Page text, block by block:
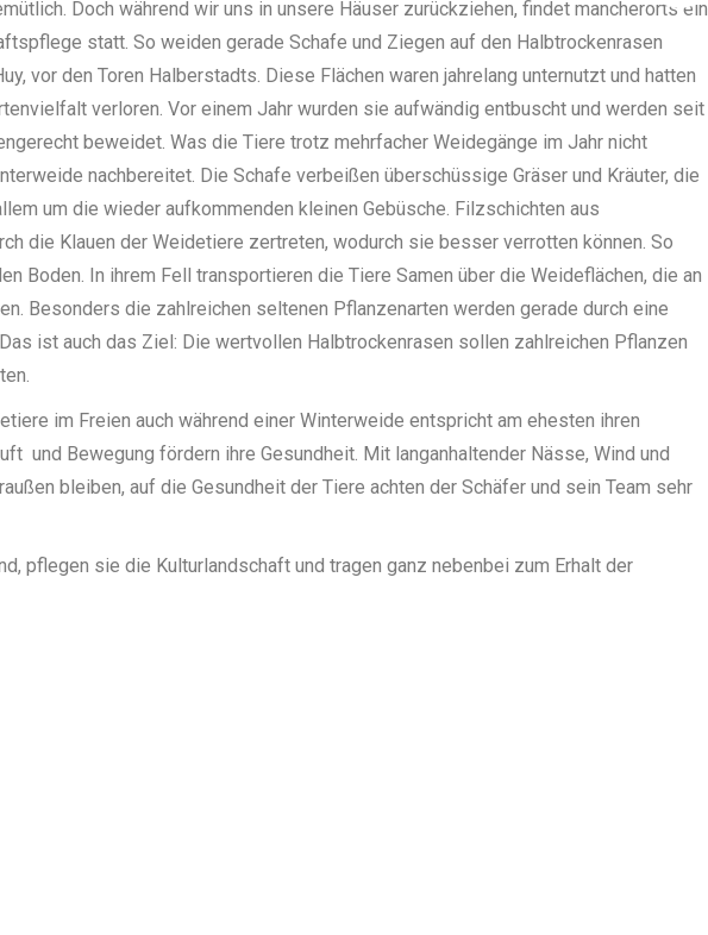
Doch während wir uns in unsere Häuser zurückziehen, findet mancherorts ein
statt. So weiden gerade Schafe und Ziegen auf den Halbtrockenrasen
vor den Toren Halberstadts. Diese Flächen waren jahrelang unternutzt und hatten
verloren. Vor einem Jahr wurden sie aufwändig entbuscht und werden seit
beweidet. Was die Tiere trotz mehrfacher Weidegänge im Jahr nicht
nachbereitet. Die Schafe verbeißen überschüssige Gräser und Kräuter, die
um die wieder aufkommenden kleinen Gebüsche. Filzschichten aus
die Klauen der Weidetiere zertreten, wodurch sie besser verrotten können. So
Boden. In ihrem Fell transportieren die Tiere Samen über die Weideflächen, die an
Besonders die zahlreichen seltenen Pflanzenarten werden gerade durch eine
ist auch das Ziel: Die wertvollen Halbtrockenrasen sollen zahlreichen Pflanzen
im Freien auch während einer Winterweide entspricht am ehesten ihren
und Bewegung fördern ihre Gesundheit. Mit langanhaltender Nässe, Wind und
bleiben, auf die Gesundheit der Tiere achten der Schäfer und sein Team sehr
pflegen sie die Kulturlandschaft und tragen ganz nebenbei zum Erhalt der